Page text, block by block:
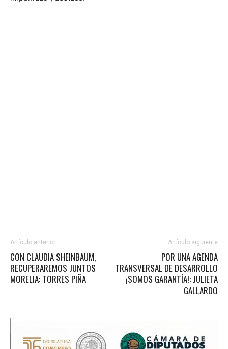
Artículo anterior
CON CLAUDIA SHEINBAUM,
RECUPERAREMOS JUNTOS
MORELIA: TORRES PIÑA
Artículo siguiente
POR UNA AGENDA
TRANSVERSAL DE DESARROLLO
¡SOMOS GARANTÍA!: JULIETA
GALLARDO